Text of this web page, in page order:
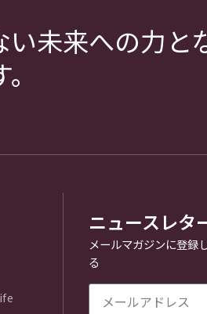
未来への力と
ニュースレタ
メールマガジンに登録
る